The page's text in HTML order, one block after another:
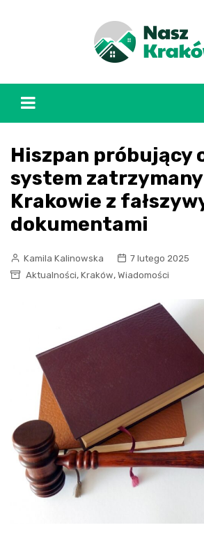
Hiszpan próbujący
system zatrzymany
Krakowie z
dokumentami
Kamila Kalinowska
7 lutego 2025
Aktualności, Kraków, Wiadomości